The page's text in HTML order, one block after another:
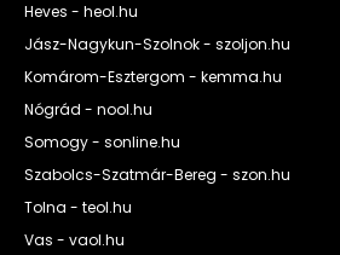
Heves - heol.hu
Jász-Nagykun-Szolnok - szoljon.hu
Komárom-Esztergom - kemma.hu
Nógrád - nool.hu
Somogy - sonline.hu
Szabolcs-Szatmár-Bereg - szon.hu
Tolna - teol.hu
Vas - vaol.hu